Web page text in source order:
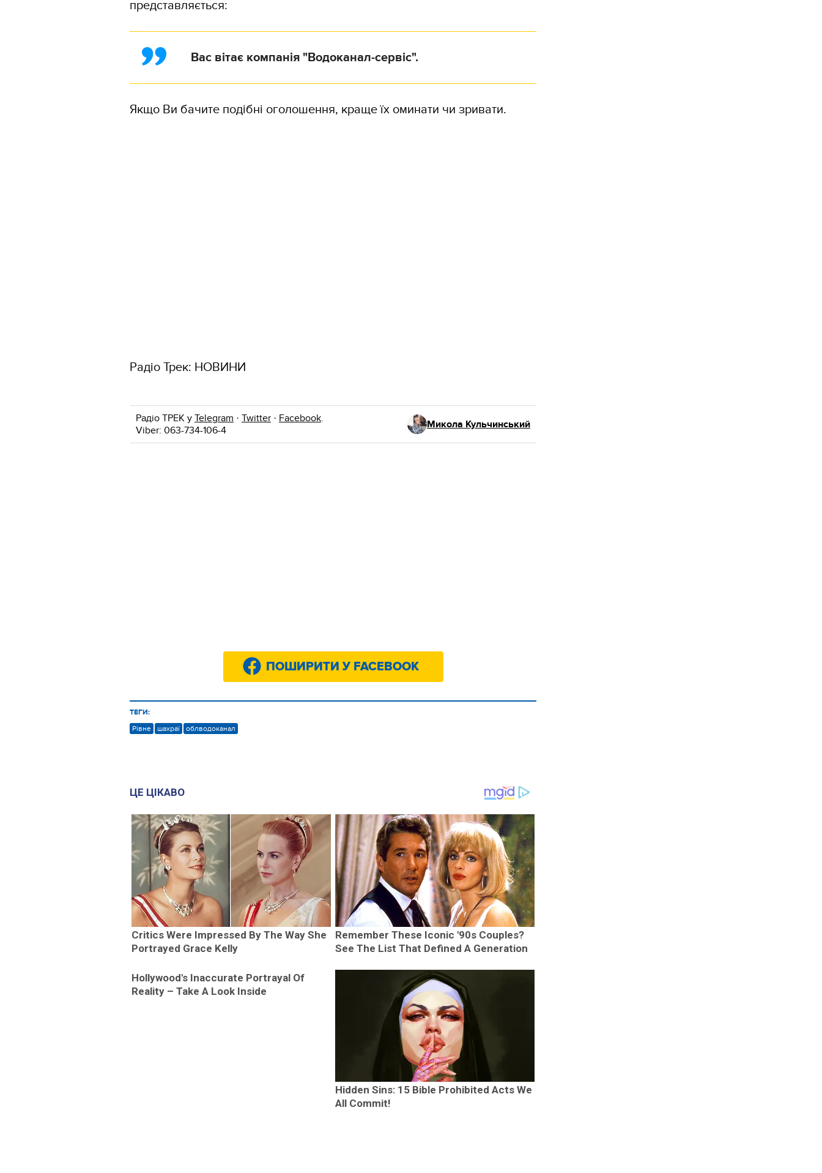
представляється:
Вас вітає компанія "Водоканал-сервіс".
Якщо Ви бачите подібні оголошення, краще їх оминати чи зривати.
Радіо Трек: НОВИНИ
Радіо ТРЕК у Telegram · Twitter · Facebook.
Viber: 063-734-106-4
Микола Кульчинський
ПОШИРИТИ У FACEBOOK
ТЕГИ:
Рівне шахраї облводоканал
ЦЕ ЦІКАВО
Critics Were Impressed By The Way She
Portrayed Grace Kelly
Remember These Iconic '90s Couples?
See The List That Defined A Generation
Hollywood's Inaccurate Portrayal Of
Reality – Take A Look Inside
Hidden Sins: 15 Bible Prohibited Acts We
All Commit!